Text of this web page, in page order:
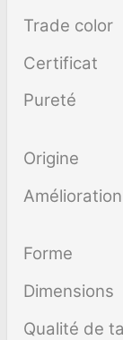
Trade color
Certificat
Pureté
Origine
Amélioration
Forme
Dimensions
Qualité de